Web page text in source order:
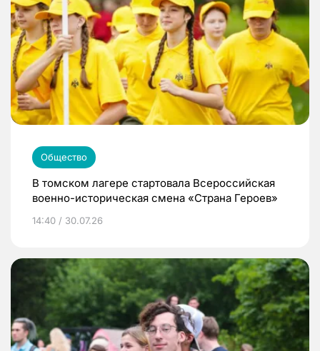
Общество
В томском лагере стартовала Всероссийская
военно-историческая смена «Страна Героев»
14:40 / 30.07.26